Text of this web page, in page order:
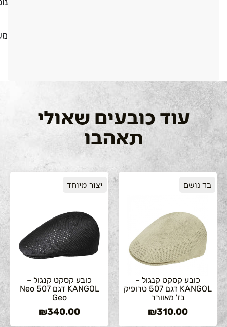
עוד כובעים שאולי
תאהבו
בד נושם
כובע קסקט קנגול –
KANGOL דגם 507 טרופיק
בז' מאוורר
₪310.00
יצור מיוחד
כובע קסקט קנגול –
KANGOL דגם 507 Neo
Geo
₪340.00